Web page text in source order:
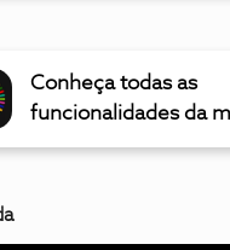
Conheça todas as
funcionalidades da